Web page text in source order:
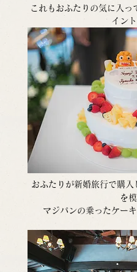
これもおふたりの気に入っ
イン
おふたりが新婚旅行で購入
を
マジパンの乗ったケー